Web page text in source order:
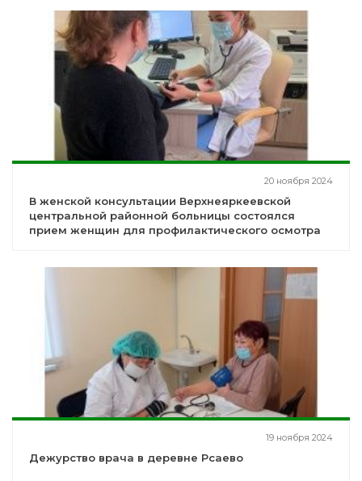
20 ноября 2024
В женской консультации Верхнеяркеевской
центральной районной больницы состоялся
прием женщин для профилактического осмотра
19 ноября 2024
Дежурство врача в деревне Рсаево